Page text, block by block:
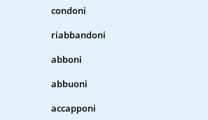
condoni
riabbandoni
abboni
abbuoni
accapponi